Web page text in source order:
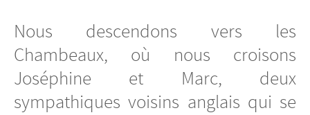
Nous descendons vers les
Chambeaux, où nous croisons
Joséphine et Marc, deux
sympathiques voisins anglais qui se